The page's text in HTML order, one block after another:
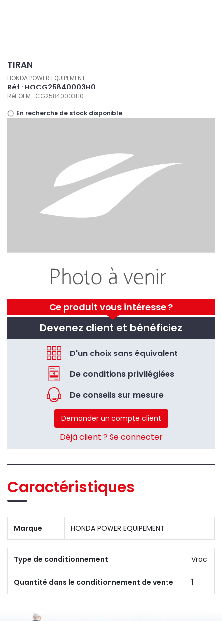
Ce produit vous intéresse ?
Devenez client et bénéficiez
D'un choix sans équivalent
De conditions privilégiées
De conseils sur mesure
Demander un compte client
Déjà client ? Se connecter
TIRAN
HONDA POWER EQUIPEMENT
Réf : HOCG25840003H0
Réf OEM : CG25840003H0
En recherche de stock disponible
Caractéristiques
Marque HONDA POWER EQUIPEMENT
Type de conditionnement Vrac
Quantité dans le conditionnement de vente 1